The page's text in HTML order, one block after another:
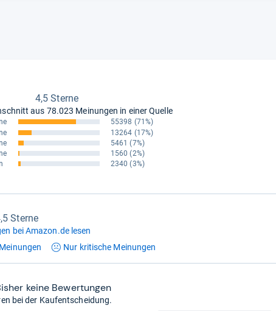
4,5 Sterne
aus 78.023 Meinungen in einer Quelle
55398 (71%)
13264 (17%)
5461 (7%)
1560 (2%)
2340 (3%)
Sterne
bei Amazon.de lesen
Meinungen Nur kritische Meinungen
keine Bewertungen
bei der Kaufentscheidung.